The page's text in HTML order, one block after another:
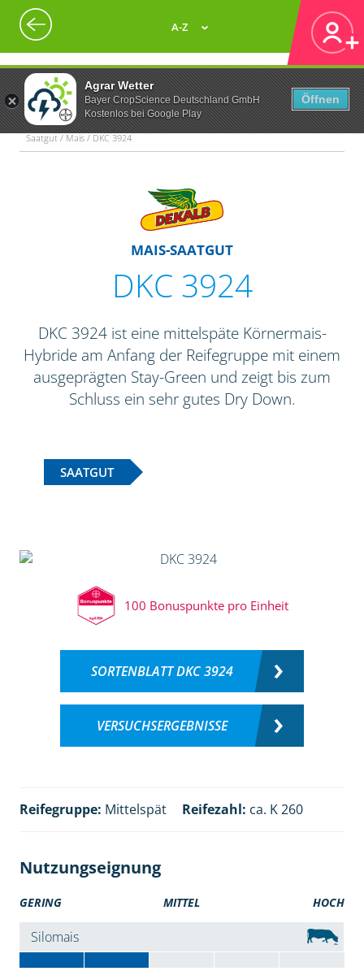
Agrar Wetter
Bayer CropScience Deutschland GmbH
Kostenlos bei Google Play
Öffnen
A-Z
Saatgut / Mais / DKC 3924
MAIS-SAATGUT
DKC 3924
DKC 3924 ist eine mittelspäte Körnermais-
Hybride am Anfang der Reifegruppe mit einem
ausgeprägten Stay-Green und zeigt bis zum
Schluss ein sehr gutes Dry Down.
SAATGUT
100 Bonuspunkte pro Einheit
SORTENBLATT DKC 3924
VERSUCHSERGEBNISSE
Reifegruppe: Mittelspät Reifezahl: ca. K 260
Nutzungseignung
GERING MITTEL HOCH
Silomais